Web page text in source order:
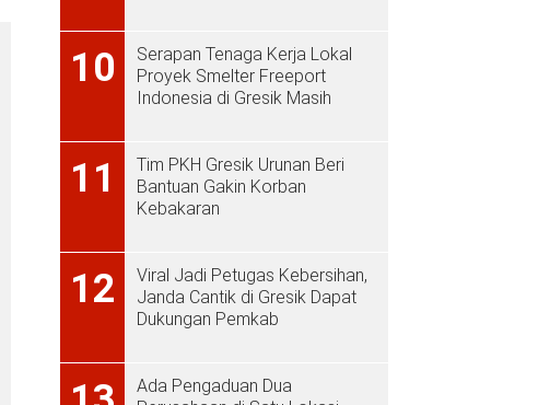
10
Serapan Tenaga Kerja Lokal
Proyek Smelter Freeport
Indonesia di Gresik Masih
11
Tim PKH Gresik Urunan Beri
Bantuan Gakin Korban
Kebakaran
12
Viral Jadi Petugas Kebersihan,
Janda Cantik di Gresik Dapat
Dukungan Pemkab
Ada Pengaduan Dua